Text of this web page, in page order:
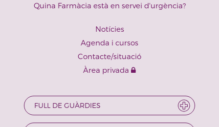
Quina Farmàcia està en servei d'urgència?
Notícies
Agenda i cursos
Contacte/situació
Àrea privada
FULL DE GUÀRDIES